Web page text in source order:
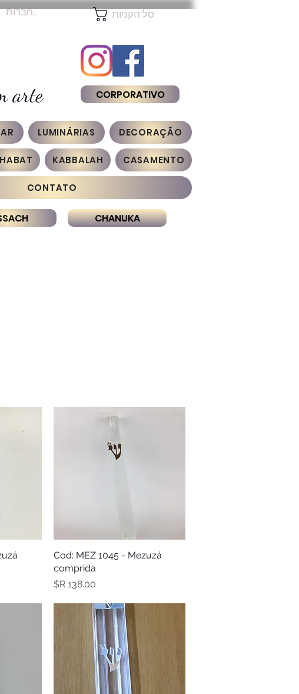
להתחברות
arte
סל הקניות
CORPORATIVO
LUMINÁRIAS DECORAÇÃO
KABBALAH CASAMENTO
CONTATO
CHANUKA
תצוגה מהירה
Cod: MEZ 1045 - Mezuzá
comprida
מחיר